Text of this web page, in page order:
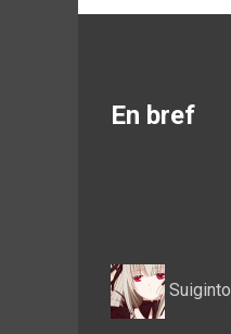
En bref
Suiginto